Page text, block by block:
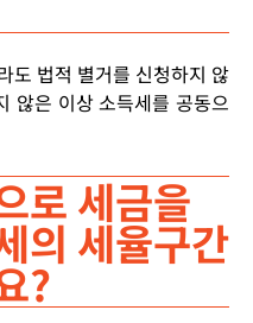
도 법적 별거를 신청하지 않
않은 이상 소득세를 공동으
로 세금을
의 세율구간
?